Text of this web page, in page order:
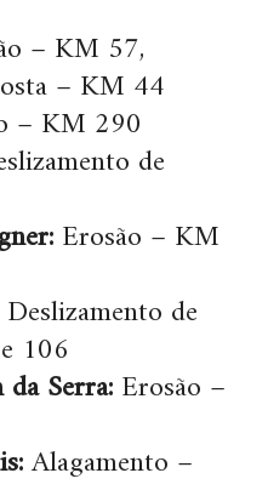
– KM 57,
– KM 44
– KM 290
de
Erosão – KM
Deslizamento de
106
Serra:Erosão –
Alagamento –